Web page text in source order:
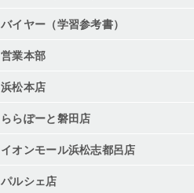
バイヤー（学習参考書）
営業本部
浜松本店
ららぽーと磐田店
イオンモール浜松志都呂店
パルシェ店